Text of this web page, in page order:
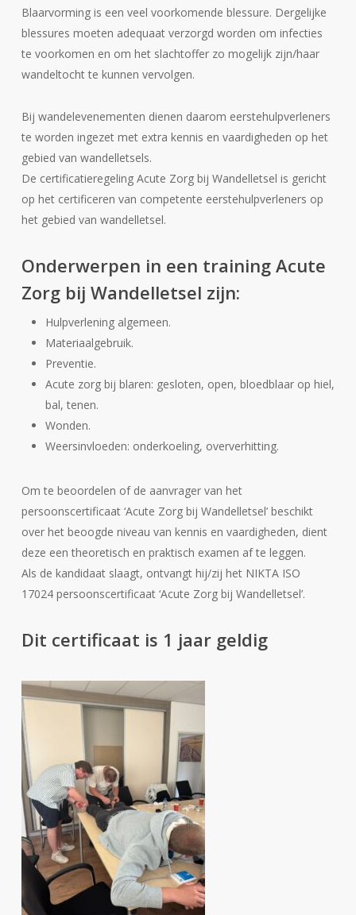
Blaarvorming is een veel voorkomende blessure. Dergelijke
blessures moeten adequaat verzorgd worden om infecties
te voorkomen en om het slachtoffer zo mogelijk zijn/haar
wandeltocht te kunnen vervolgen.
Bij wandelevenementen dienen daarom eerstehulpverleners
te worden ingezet met extra kennis en vaardigheden op het
gebied van wandelletsels.
De certificatieregeling Acute Zorg bij Wandelletsel is gericht
op het certificeren van competente eerstehulpverleners op
het gebied van wandelletsel.
Onderwerpen in een training Acute
Zorg bij Wandelletsel zijn:
Hulpverlening algemeen.
Materiaalgebruik.
Preventie.
Acute zorg bij blaren: gesloten, open, bloedblaar op hiel,
bal, tenen.
Wonden.
Weersinvloeden: onderkoeling, oververhitting.
Om te beoordelen of de aanvrager van het
persoonscertificaat ‘Acute Zorg bij Wandelletsel’ beschikt
over het beoogde niveau van kennis en vaardigheden, dient
deze een theoretisch en praktisch examen af te leggen.
Als de kandidaat slaagt, ontvangt hij/zij het NIKTA ISO
17024 persoonscertificaat ‘Acute Zorg bij Wandelletsel’.
Dit certificaat is 1 jaar geldig